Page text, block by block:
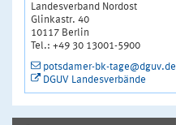
Landesverband Nordost
Glinkastr. 40
10117 Berlin
Tel.: +49 30 13001-5900
potsdamer-bk-tage@dguv.de
DGUV Landesverbände